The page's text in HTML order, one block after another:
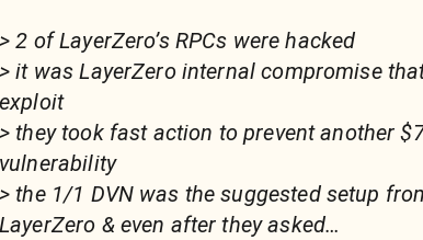
> 2 of LayerZero’s RPCs were hacked
> it was LayerZero internal compromise
exploit
> they took fast action to prevent another
vulnerability
> the 1/1 DVN was the suggested setup
LayerZero & even after they asked…